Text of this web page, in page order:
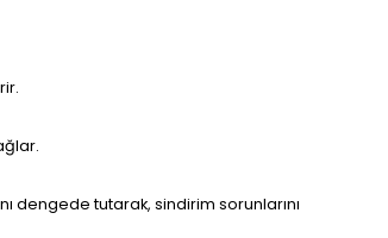
dengede tutarak, sindirim sorunlarını